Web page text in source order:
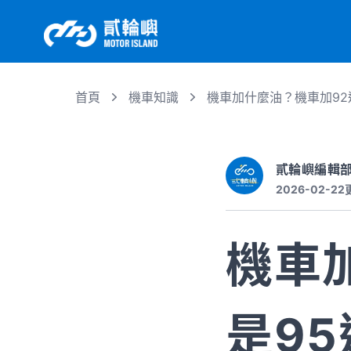
首頁 機車知識 機車加什麼油？機車加
貳輪嶼編輯
2026-02-22
機車
是95